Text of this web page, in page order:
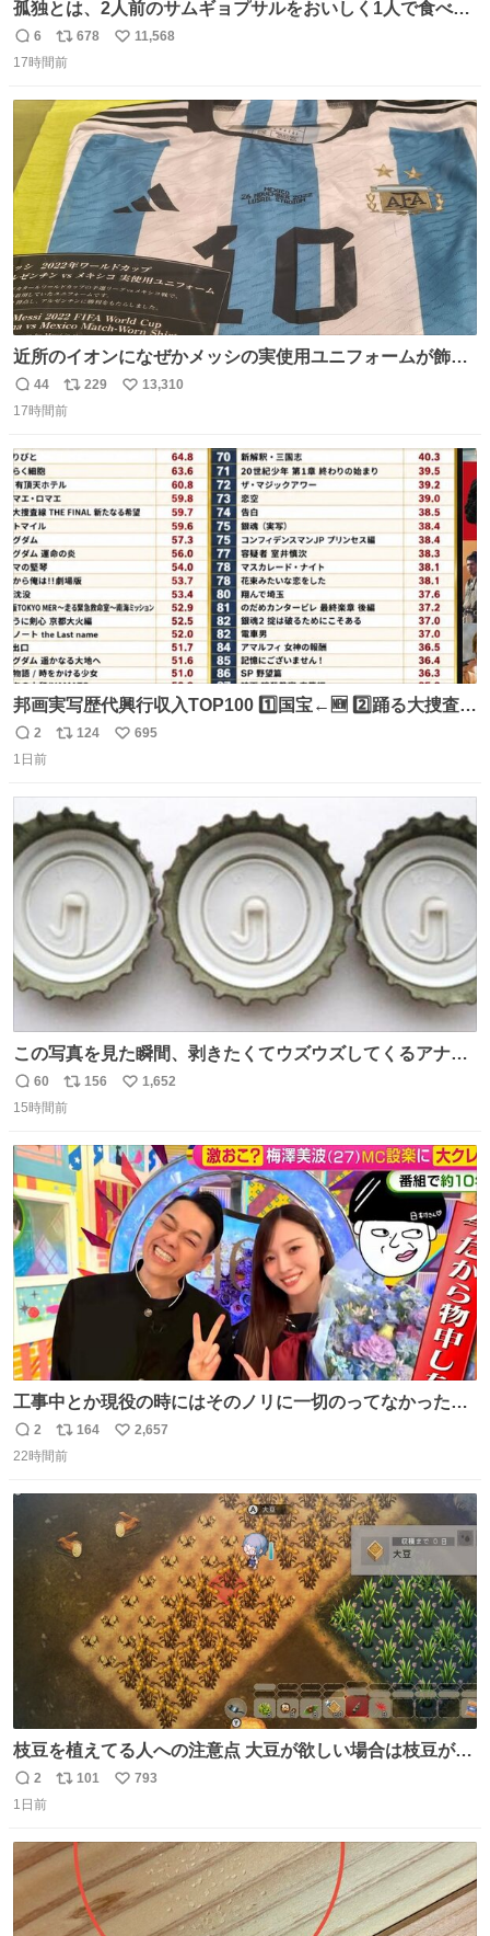
孤独とは、2人前のサムギョプサルをおいしく1人で食べる
ことである←好きすぎる
返
信
6
リ
ポ
ト
数
678
い
数
11,568
17時間前
近所のイオンになぜかメッシの実使用ユニフォームが飾っ
てあっておもろい
返
信
44
リ
ポ
ト
数
229
い
数
13,310
17時間前
邦画実写歴代興行収入TOP100 1️⃣国宝←🆕 2️⃣踊る大捜査線
THE MOVIE2 3️⃣南極物語 4️⃣踊る大捜査線 THE MOVIE 5️⃣
子猫物語 6️⃣劇場版コード・ブルー 7️⃣天と地と 8️⃣永遠の0
どなく、お別れです←🆕 … 60位 キングダム 魂の決戦←🆕
返
信
2
リ
ト
数
124
い
695
1日前
この写真を見た瞬間、剥きたくてウズウズしてくるアナ
タ、完全なる同世代（笑） #70年代 #80年代 #昭和レト
ロ
返
信
60
リ
ポ
ト
数
156
い
数
1,652
15時間前
工事中とか現役の時にはそのノリに一切のってなかった1
番の「設楽の女」が卒業して頭角を現しはじめてて大好き
返
信
2
リ
ポ
数
164
い
数
2,657
22時間前
枝豆を植えてる人への注意点 大豆が欲しい場合は枝豆が収
穫できる状態で秋を迎えましょう。 気になって一部だけ収
穫したら普通に枯れてた… #ほの暮しの庭
返
信
2
リ
ト
101
い
数
793
1日前